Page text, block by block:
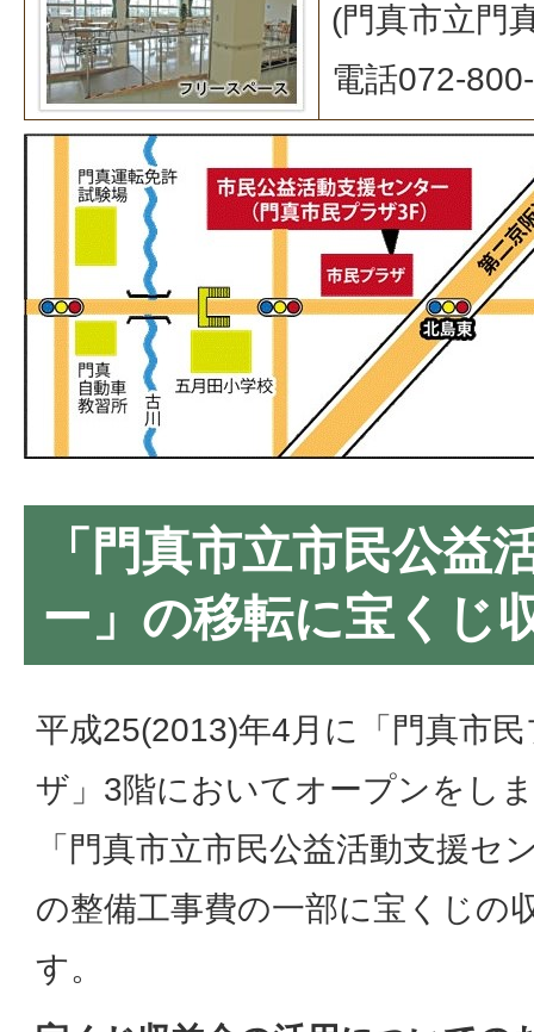
(門真市立門
電話072-
「門真市立市民公益
ー」の移転に宝くじ
平成25(2013)年4月に「門真市
ザ」3階においてオープンをし
「門真市立市民公益活動支援セ
の整備工事費の一部に宝くじの
す。